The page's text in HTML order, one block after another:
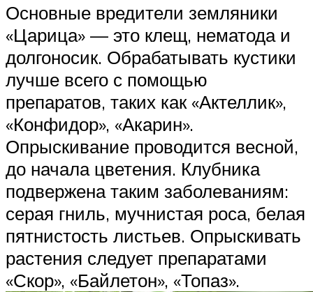
Основные вредители земляники
«Царица» — это клещ, нематода и
долгоносик. Обрабатывать кустики
лучше всего с помощью
препаратов, таких как «Актеллик»,
«Конфидор», «Акарин».
Опрыскивание проводится весной,
до начала цветения. Клубника
подвержена таким заболеваниям:
серая гниль, мучнистая роса, белая
пятнистость листьев. Опрыскивать
растения следует препаратами
«Скор», «Байлетон», «Топаз».